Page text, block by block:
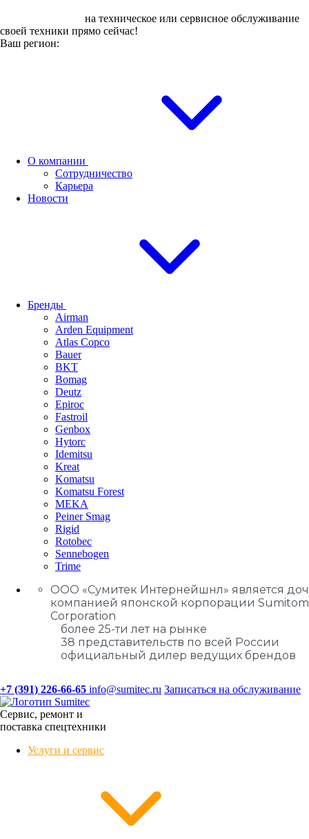
на техническое или сервисное обслуживание
своей техники прямо сейчас!
Ваш регион:
О компании
Сотрудничество
Карьера
Новости
Бренды
Airman
Arden Equipment
Atlas Сopco
Bauer
BKT
Bomag
Deutz
Epiroc
Fastroil
Genbox
Hytorc
Idemitsu
Kreat
Komatsu
Komatsu Forest
MEKA
Peiner Smag
Rigid
Rotobec
Sennebogen
Trime
ООО «Сумитек Интернейшнл» является
компанией японской корпорации
Corporation
более 25-ти лет на рынке
38 представительств по всей России
официальный дилер ведущих брендов
+7 (391) 226-66-65 info@sumitec.ru Записаться на обслуживание
Сервис, ремонт и
поставка спецтехники
Услуги и сервис